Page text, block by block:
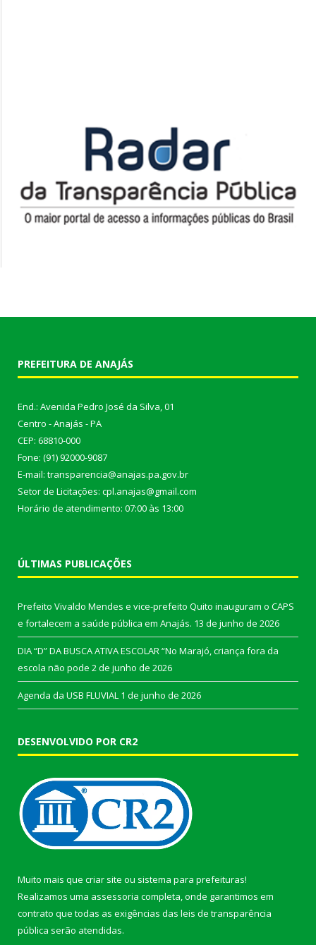
PREFEITURA DE ANAJÁS
End.: Avenida Pedro José da Silva, 01
Centro - Anajás - PA
CEP: 68810-000
Fone: (91) 92000-9087
E-mail: transparencia@anajas.pa.gov.br
Setor de Licitações: cpl.anajas@gmail.com
Horário de atendimento: 07:00 às 13:00
ÚLTIMAS PUBLICAÇÕES
Prefeito Vivaldo Mendes e vice-prefeito Quito inauguram o CAPS
e fortalecem a saúde pública em Anajás. 13 de junho de 2026
DIA “D” DA BUSCA ATIVA ESCOLAR “No Marajó, criança fora da
escola não pode 2 de junho de 2026
Agenda da USB FLUVIAL 1 de junho de 2026
DESENVOLVIDO POR CR2
Muito mais que criar site ou sistema para prefeituras!
Realizamos uma assessoria completa, onde garantimos em
contrato que todas as exigências das leis de transparência
pública serão atendidas.